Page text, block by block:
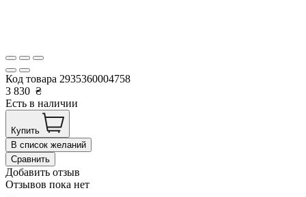
Код товара 2935360004758
3 830 ₴
Есть в наличии
Купить
В список желаний
Сравнить
Добавить отзыв
Отзывов пока нет